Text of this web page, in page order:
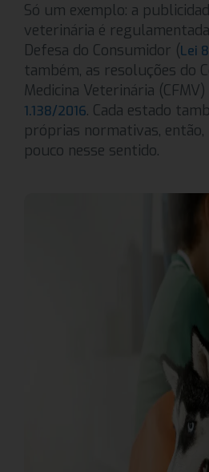
Só um exemplo: a
veterinária é
Defesa do Consumidor (Lei
também, as resoluções do
Medicina Veterinária
1.138/2016. Cada estado
próprias normativas, então,
pouco nesse sentido.